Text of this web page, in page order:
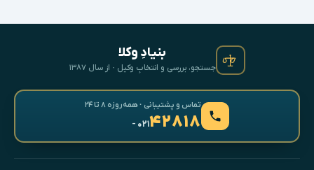
بنیادِ وکلا
جستجو، بررسی و انتخابِ وکیل · از سال ۱۳۸۷
تماس و پشتیبانی · همه‌روزه ۸ تا ۲۴
۴۲۸۱۸- ۰۲۱